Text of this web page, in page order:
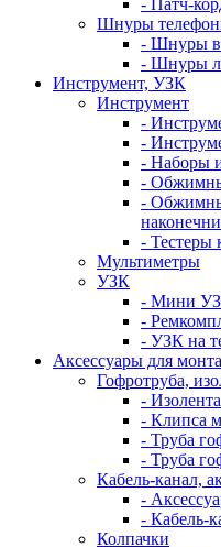
- Патч-
Шнуры
- Шнуры
- Шнуры
Инструмент, УЗК
Инструмент
-
-
- Наборы
-
-
- Тестеры
Мультиметры
УЗК
- Мини
-
- УЗК на
Аксессуары для
Гофротруба,
- Изолента
- Клипса
- Труба
- Труба
Кабель-канал,
-
- Кабель-
Колпачки